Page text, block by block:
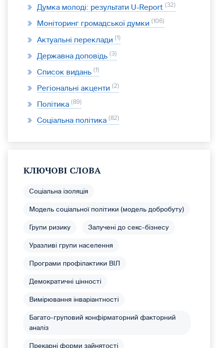
Думка молоді: результати U-Report 32
Моніторинг громадської думки 106
Актуальні переклади 1
Державна доповідь 3
Список видань 1
Регіональні акценти 2
Політика 89
Соціальна політика 82
КЛЮЧОВІ СЛОВА
Соціальна ізоляція
Модель соціальної політики (модель добробуту)
Групи ризику Залучені до секс-бізнесу
Уразливі групи населення
Програми профілактики ВІЛ
Демократичні цінності
Вимірювання інваріантності
Багато-груповий конфірматорний факторний
аналіз
Прекарні форми зайнятості